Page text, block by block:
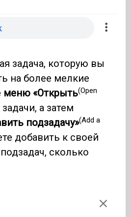
задача, которую вы
на более мелкие
меню «Открыть(Open
а затем
подзадачу»(Add a
добавить к своей
сколько